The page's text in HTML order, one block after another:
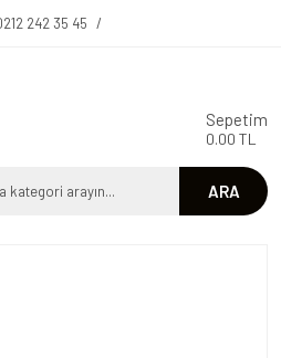
242 35 45 /
ARA
Sepetim
0.00 TL